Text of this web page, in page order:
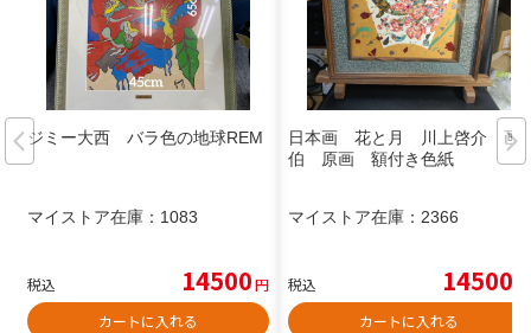
ジミー大西 バラ色の地球REM
マイストア在庫： 1083
税込 14500円
カートに入れる
日本画 花と月 川上啓介 画
伯 原画 額付き色紙
マイストア在庫： 2366
税込 14500
カートに入れる